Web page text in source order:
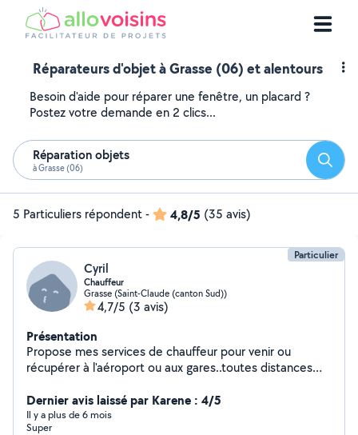
Réparateurs d'objet à Grasse (06) et alentours
Besoin d'aide pour réparer une fenêtre, un placard ?
Postez votre demande en 2 clics...
Réparation objets
à Grasse (06)
5 Particuliers répondent- 4,8/5 (35 avis)
Particulier
Cyril
Chauffeur
Grasse (Saint-Claude (canton Sud))
4,7/5 (3 avis)
Présentation
Propose mes services de chauffeur pour venir ou
récupérer à l'aéroport ou aux gares..toutes distances
Dernier avis laissé par Karene : 4/5
Il y a plus de 6 mois
Super